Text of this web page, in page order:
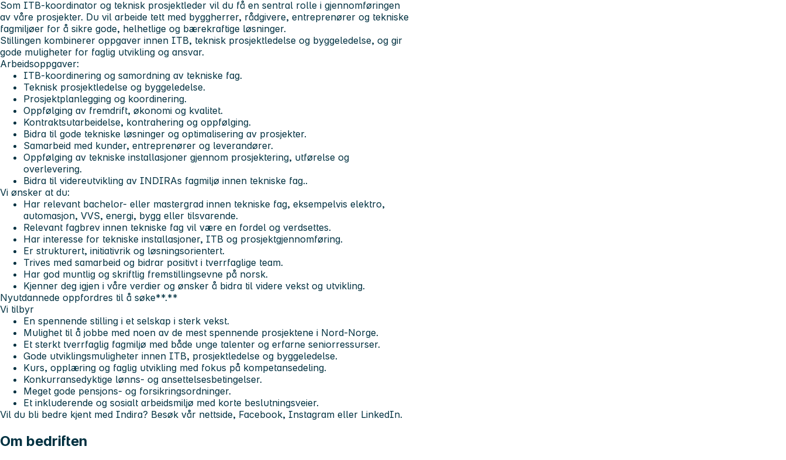
Som ITB-koordinator og teknisk prosjektleder vil du få en sentral rolle i gjennomføringen
av våre prosjekter. Du vil arbeide tett med byggherrer, rådgivere, entreprenører og tekniske
fagmiljøer for å sikre gode, helhetlige og bærekraftige løsninger.
Stillingen kombinerer oppgaver innen ITB, teknisk prosjektledelse og byggeledelse, og gir
gode muligheter for faglig utvikling og ansvar.
Arbeidsoppgaver:
ITB-koordinering og samordning av tekniske fag.
Teknisk prosjektledelse og byggeledelse.
Prosjektplanlegging og koordinering.
Oppfølging av fremdrift, økonomi og kvalitet.
Kontraktsutarbeidelse, kontrahering og oppfølging.
Bidra til gode tekniske løsninger og optimalisering av prosjekter.
Samarbeid med kunder, entreprenører og leverandører.
Oppfølging av tekniske installasjoner gjennom prosjektering, utførelse og
overlevering.
Bidra til videreutvikling av INDIRAs fagmiljø innen tekniske fag..
Vi ønsker at du:
Har relevant bachelor- eller mastergrad innen tekniske fag, eksempelvis elektro,
automasjon, VVS, energi, bygg eller tilsvarende.
Relevant fagbrev innen tekniske fag vil være en fordel og verdsettes.
Har interesse for tekniske installasjoner, ITB og prosjektgjennomføring.
Er strukturert, initiativrik og løsningsorientert.
Trives med samarbeid og bidrar positivt i tverrfaglige team.
Har god muntlig og skriftlig fremstillingsevne på norsk.
Kjenner deg igjen i våre verdier og ønsker å bidra til videre vekst og utvikling.
Nyutdannede oppfordres til å søke**.**
Vi tilbyr
En spennende stilling i et selskap i sterk vekst.
Mulighet til å jobbe med noen av de mest spennende prosjektene i Nord-Norge.
Et sterkt tverrfaglig fagmiljø med både unge talenter og erfarne seniorressurser.
Gode utviklingsmuligheter innen ITB, prosjektledelse og byggeledelse.
Kurs, opplæring og faglig utvikling med fokus på kompetansedeling.
Konkurransedyktige lønns- og ansettelsesbetingelser.
Meget gode pensjons- og forsikringsordninger.
Et inkluderende og sosialt arbeidsmiljø med korte beslutningsveier.
Vil du bli bedre kjent med Indira? Besøk vår nettside, Facebook, Instagram eller LinkedIn.
Om bedriften